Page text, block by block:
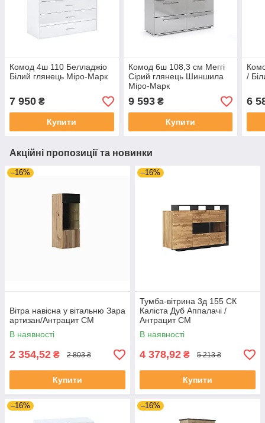
Комод 4ш 110 Белладжіо
Білий глянець Міро-Марк
7 950 ₴
Купити
Комод 6ш 108,3 см Меггі
Сірий глянець Шиншила
Міро-Марк
9 593₴
Купити
/
6
Акційні пропозиції та новинки
–16%
Вітра навісна у вітальню Зара
артизан/Антрацит СМ
В наявності
2 354,52 ₴ 2 803 ₴
Купити
–16%
Тумба-вітрина 3д 155 СК
Каліста Дуб Аппалачі /
Антрацит СМ
В наявності
4 378,92 ₴ 5 213 ₴
Купити
–16% –16%